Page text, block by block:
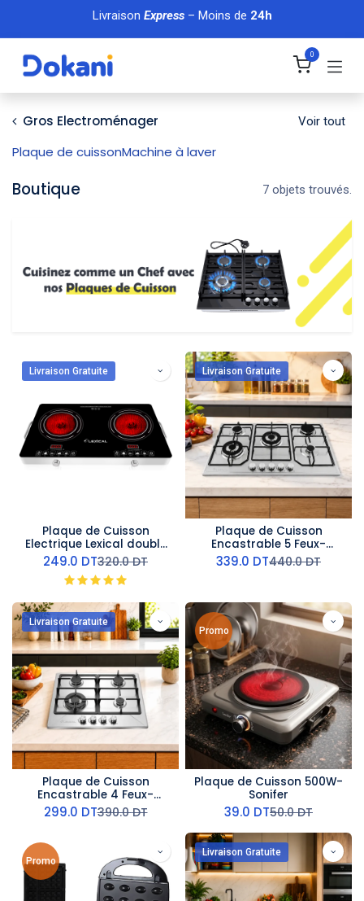
Se rendre au contenu
Livraison Express– Moins de 24h
0
Gros Electroménager Voir tout
Plaque de cuissonMachine à laver
Boutique 7 objets trouvés.
Livraison Gratuite
Plaque de Cuisson
Electrique Lexical double
Feux Led 4000W
249.0 DT320.0DT
Livraison Gratuite
Plaque de Cuisson
Encastrable 5 Feux-
Lexical
339.0 DT440.0DT
Livraison Gratuite
Plaque de Cuisson
Encastrable 4 Feux-
Lexical- Fonte
299.0 DT390.0DT
Promo
Plaque de Cuisson 500W-
Sonifer
39.0 DT50.0DT
Promo
Livraison Gratuite